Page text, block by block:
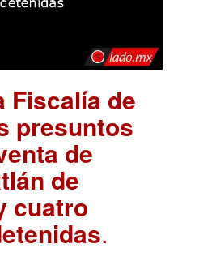
Fiscalía de
presuntos
de
de
cuatro
.